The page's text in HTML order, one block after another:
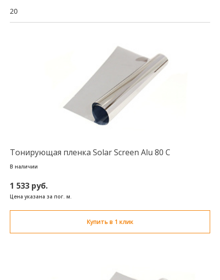
20
Тонирующая пленка Solar Screen Alu 80 C
В наличии
1 533 руб.
Цена указана за пог. м.
Купить в 1 клик